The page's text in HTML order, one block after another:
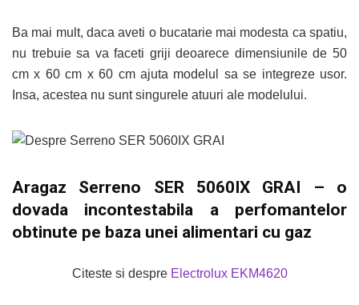
Ba mai mult, daca aveti o bucatarie mai modesta ca spatiu,
nu trebuie sa va faceti griji deoarece dimensiunile de 50
cm x 60 cm x 60 cm ajuta modelul sa se integreze usor.
Insa, acestea nu sunt singurele atuuri ale modelului.
Aragaz Serreno SER 5060IX GRAI – o
dovada incontestabila a perfomantelor
obtinute pe baza unei alimentari cu gaz
Citeste si despre Electrolux EKM4620